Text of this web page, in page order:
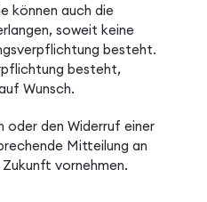
können auch die
soweit keine
besteht.
besteht,
Wunsch.
oder den Widerruf einer
Mitteilung an
vornehmen.